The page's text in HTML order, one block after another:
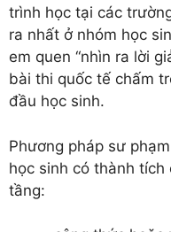
trình học tại các
ra nhất ở nhóm học
em quen “nhìn ra lời
bài thi quốc tế chấm
đầu học sinh.
Phương pháp sư
học sinh có thành
tầng: